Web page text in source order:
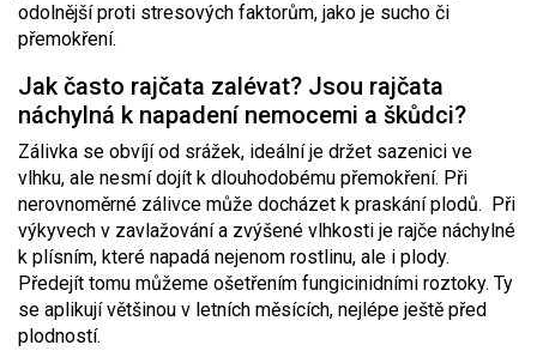
odolnější proti stresových faktorům, jako je sucho či
přemokření.
Jak často rajčata zalévat? Jsou rajčata
náchylná k napadení nemocemi a škůdci?
Zálivka se obvíjí od srážek, ideální je držet sazenici ve
vlhku, ale nesmí dojít k dlouhodobému přemokření. Při
nerovnoměrné zálivce může docházet k praskání plodů. Při
výkyvech v zavlažování a zvýšené vlhkosti je rajče náchylné
k plísním, které napadá nejenom rostlinu, ale i plody.
Předejít tomu můžeme ošetřením fungicinidními roztoky. Ty
se aplikují většinou v letních měsících, nejlépe ještě před
plodností.